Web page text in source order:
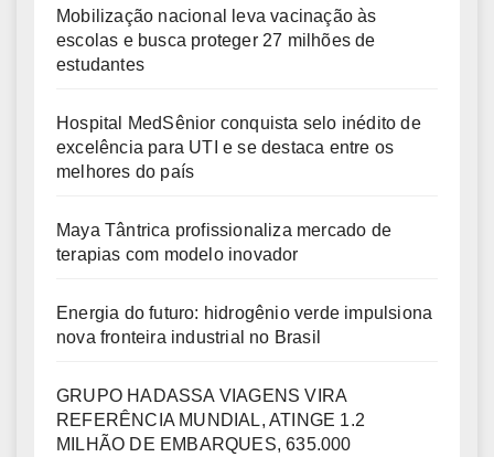
Mobilização nacional leva vacinação às
escolas e busca proteger 27 milhões de
estudantes
Hospital MedSênior conquista selo inédito de
excelência para UTI e se destaca entre os
melhores do país
Maya Tântrica profissionaliza mercado de
terapias com modelo inovador
Energia do futuro: hidrogênio verde impulsiona
nova fronteira industrial no Brasil
GRUPO HADASSA VIAGENS VIRA
REFERÊNCIA MUNDIAL, ATINGE 1.2
MILHÃO DE EMBARQUES, 635.000